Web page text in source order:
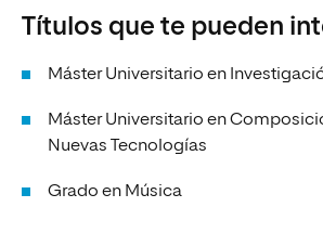
Títulos que te pueden
Máster Universitario en
Máster Universitario en
Nuevas Tecnologías
Grado en Música